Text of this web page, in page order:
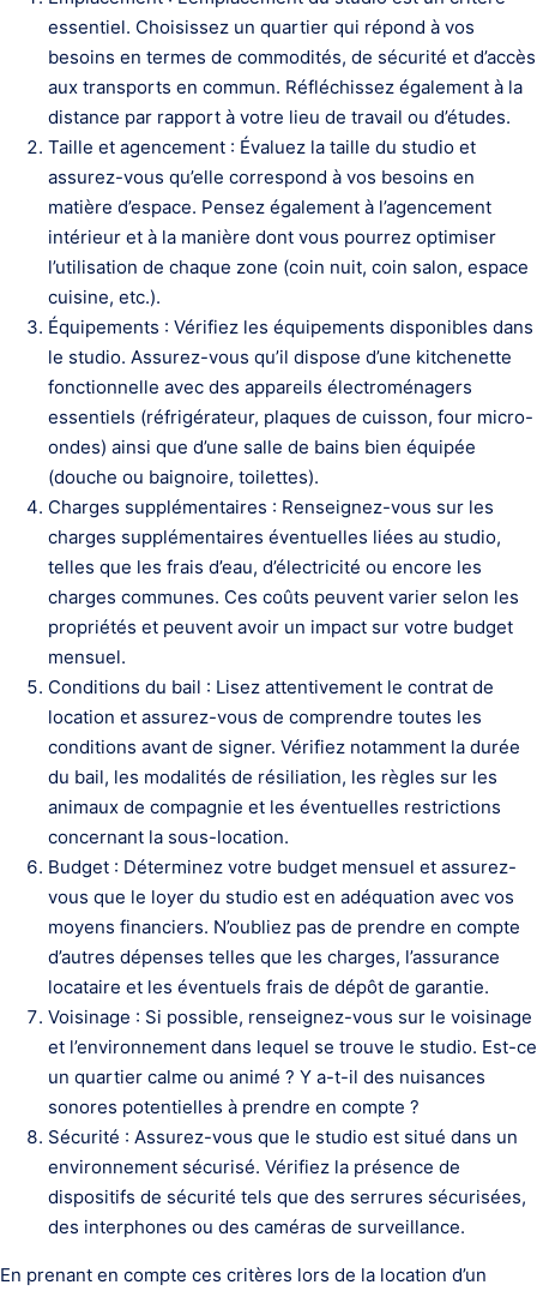
essentiel. Choisissez un quartier qui répond à vos
besoins en termes de commodités, de sécurité et d’accès
aux transports en commun. Réfléchissez également à la
distance par rapport à votre lieu de travail ou d’études.
Taille et agencement : Évaluez la taille du studio et
assurez-vous qu’elle correspond à vos besoins en
matière d’espace. Pensez également à l’agencement
intérieur et à la manière dont vous pourrez optimiser
l’utilisation de chaque zone (coin nuit, coin salon, espace
cuisine, etc.).
Équipements : Vérifiez les équipements disponibles dans
le studio. Assurez-vous qu’il dispose d’une kitchenette
fonctionnelle avec des appareils électroménagers
essentiels (réfrigérateur, plaques de cuisson, four micro-
ondes) ainsi que d’une salle de bains bien équipée
(douche ou baignoire, toilettes).
Charges supplémentaires : Renseignez-vous sur les
charges supplémentaires éventuelles liées au studio,
telles que les frais d’eau, d’électricité ou encore les
charges communes. Ces coûts peuvent varier selon les
propriétés et peuvent avoir un impact sur votre budget
mensuel.
Conditions du bail : Lisez attentivement le contrat de
location et assurez-vous de comprendre toutes les
conditions avant de signer. Vérifiez notamment la durée
du bail, les modalités de résiliation, les règles sur les
animaux de compagnie et les éventuelles restrictions
concernant la sous-location.
Budget : Déterminez votre budget mensuel et assurez-
vous que le loyer du studio est en adéquation avec vos
moyens financiers. N’oubliez pas de prendre en compte
d’autres dépenses telles que les charges, l’assurance
locataire et les éventuels frais de dépôt de garantie.
Voisinage : Si possible, renseignez-vous sur le voisinage
et l’environnement dans lequel se trouve le studio. Est-ce
un quartier calme ou animé ? Y a-t-il des nuisances
sonores potentielles à prendre en compte ?
Sécurité : Assurez-vous que le studio est situé dans un
environnement sécurisé. Vérifiez la présence de
dispositifs de sécurité tels que des serrures sécurisées,
des interphones ou des caméras de surveillance.
En prenant en compte ces critères lors de la location d’un